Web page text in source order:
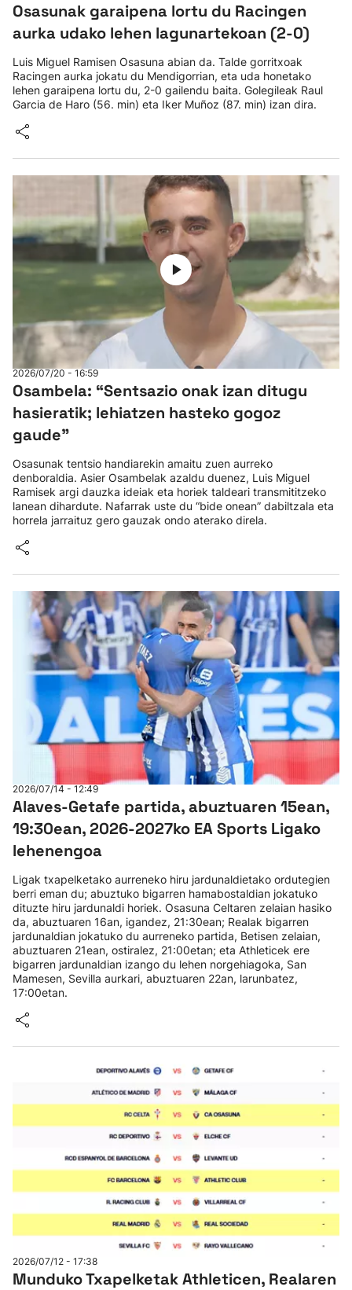
Osasunak garaipena lortu du Racingen
aurka udako lehen lagunartekoan (2-0)
Luis Miguel Ramisen Osasuna abian da. Talde gorritxoak
Racingen aurka jokatu du Mendigorrian, eta uda honetako
lehen garaipena lortu du, 2-0 gailendu baita. Golegileak Raul
Garcia de Haro (56. min) eta Iker Muñoz (87. min) izan dira.
2026/07/20 - 16:59
Osambela: “Sentsazio onak izan ditugu
hasieratik; lehiatzen hasteko gogoz
gaude”
Osasunak tentsio handiarekin amaitu zuen aurreko
denboraldia. Asier Osambelak azaldu duenez, Luis Miguel
Ramisek argi dauzka ideiak eta horiek taldeari transmititzeko
lanean dihardute. Nafarrak uste du “bide onean” dabiltzala eta
horrela jarraituz gero gauzak ondo aterako direla.
2026/07/14 - 12:49
Alaves-Getafe partida, abuztuaren 15ean,
19:30ean, 2026-2027ko EA Sports Ligako
lehenengoa
Ligak txapelketako aurreneko hiru jardunaldietako ordutegien
berri eman du; abuztuko bigarren hamabostaldian jokatuko
dituzte hiru jardunaldi horiek. Osasuna Celtaren zelaian hasiko
da, abuztuaren 16an, igandez, 21:30ean; Realak bigarren
jardunaldian jokatuko du aurreneko partida, Betisen zelaian,
abuztuaren 21ean, ostiralez, 21:00etan; eta Athleticek ere
bigarren jardunaldian izango du lehen norgehiagoka, San
Mamesen, Sevilla aurkari, abuztuaren 22an, larunbatez,
17:00etan.
2026/07/12 - 17:38
Munduko Txapelketak Athleticen, Realaren